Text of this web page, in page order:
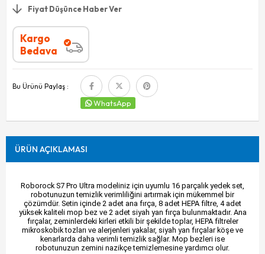
Fiyat Düşünce Haber Ver
Kargo
Bedava
Bu Ürünü Paylaş :
WhatsApp
ÜRÜN AÇIKLAMASI
Roborock S7 Pro Ultra modeliniz için uyumlu 16 parçalık yedek set,
robotunuzun temizlik verimliliğini artırmak için mükemmel bir
çözümdür. Setin içinde 2 adet ana fırça, 8 adet HEPA filtre, 4 adet
yüksek kaliteli mop bez ve 2 adet siyah yan fırça bulunmaktadır. Ana
fırçalar, zeminlerdeki kirleri etkili bir şekilde toplar, HEPA filtreler
mikroskobik tozları ve alerjenleri yakalar, siyah yan fırçalar köşe ve
kenarlarda daha verimli temizlik sağlar. Mop bezleri ise
robotunuzun zemini nazikçe temizlemesine yardımcı olur.